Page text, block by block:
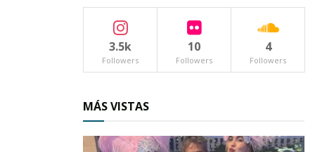
3.5k
Followers
10
Followers
4
Followers
MÁS VISTAS